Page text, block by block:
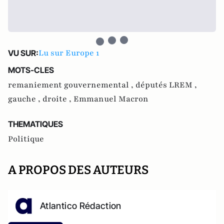
VU SUR:Lu sur Europe 1
MOTS-CLES
remaniement gouvernemental , députés LREM ,
gauche , droite , Emmanuel Macron
THEMATIQUES
Politique
A PROPOS DES AUTEURS
Atlantico Rédaction